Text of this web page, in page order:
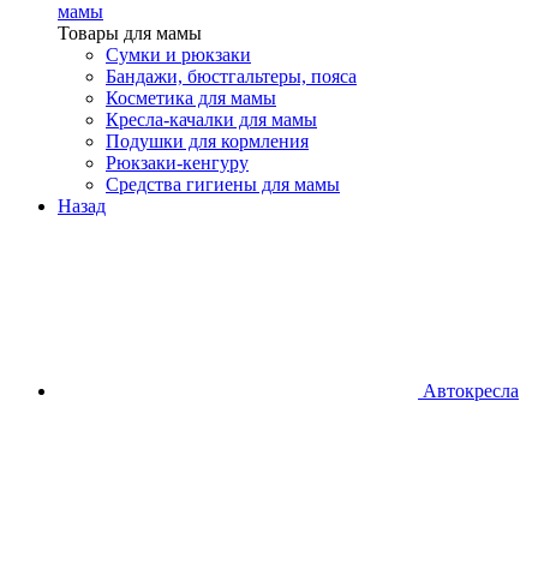
мамы
Товары для мамы
Сумки и рюкзаки
Бандажи, бюстгальтеры, пояса
Косметика для мамы
Кресла-качалки для мамы
Подушки для кормления
Рюкзаки-кенгуру
Средства гигиены для мамы
Назад
Автокресла